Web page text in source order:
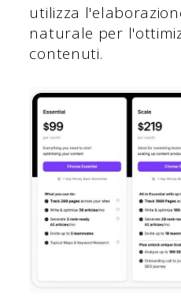
utilizza
naturale per
contenuti.